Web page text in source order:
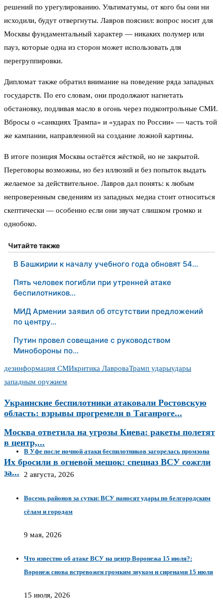
решений по урегулированию. Ультиматумы, от кого бы они ни
исходили, будут отвергнуты. Лавров пояснил: вопрос носит для
Москвы фундаментальный характер — никаких полумер или
пауз, которые одна из сторон может использовать для
перегруппировки.
Дипломат также обратил внимание на поведение ряда западных
государств. По его словам, они продолжают нагнетать
обстановку, подливая масло в огонь через подконтрольные СМИ.
Вбросы о «санкциях Трампа» и «ударах по России» — часть той
же кампании, направленной на создание ложной картины.
В итоге позиция Москвы остаётся жёсткой, но не закрытой.
Переговоры возможны, но без иллюзий и без попыток выдать
желаемое за действительное. Лавров дал понять: к любым
непроверенным сведениям из западных медиа стоит относиться
скептически — особенно если они звучат слишком громко и
однобоко.
Читайте также
В Башкирии к началу учебного года обновят 54…
Пять человек погибли при утренней атаке
беспилотников…
МИД Армении заявил об отсутствии предложений
по центру…
Путин провел совещание с руководством
Минобороны по…
дезинформация СМИкритика ЛавроваТрамп ударыудары
западным оружием
Украинские беспилотники атаковали Ростовскую
область: взрывы прогремели в Таганроге...
Москва ответила на угрозы Киева: ракеты полетят
в центр,...
Их бросили в огневой мешок: спецназ ВСУ сожгли
за...
В Уфе после ночной атаки беспилотников загорелась промзона
2 августа, 2026
Восемь районов за сутки: ВСУ наносят удары по белгородским
сёлам и городам
9 мая, 2026
Что известно об атаке ВСУ на центр Воронежа 15 июля?:
Воронеж снова встревожен громким звуком и сиренами 15 июля
15 июля, 2026